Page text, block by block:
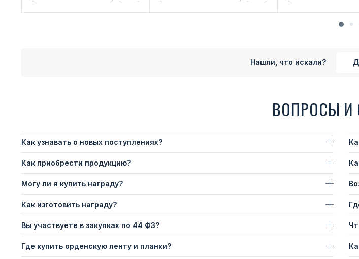
Нашли, что искали?
ВОПРОСЫ И
Как узнавать о новых поступлениях?
Как приобрести продукцию?
Могу ли я купить награду?
Как изготовить награду?
Вы участвуете в закупках по 44 ФЗ?
Где купить орденскую ленту и планки?